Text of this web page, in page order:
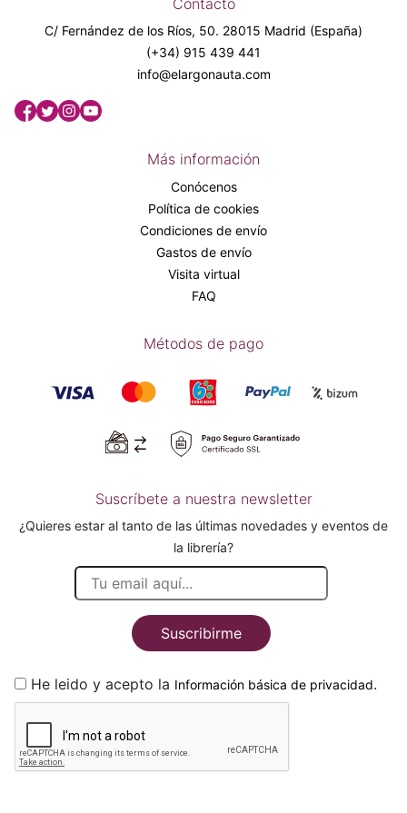
Contacto
C/ Fernández de los Ríos, 50. 28015 Madrid (España)
(+34) 915 439 441
info@elargonauta.com
Más información
Conócenos
Política de cookies
Condiciones de envío
Gastos de envío
Visita virtual
FAQ
Métodos de pago
Suscríbete a nuestra newsletter
¿Quieres estar al tanto de las últimas novedades y eventos de
la librería?
Suscribirme
He leido y acepto la Información básica de privacidad.